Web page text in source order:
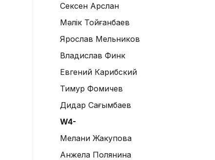
Сексен Арслан
Мәлік Тойғанбаев
Ярослав Мельников
Владислав Финк
Евгений Карибский
Тимур Фомичев
Дидар Сағымбаев
W4-
Мелани Жакупова
Анжела Полянина